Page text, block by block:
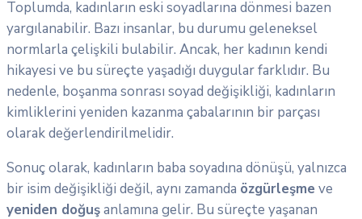
Toplumda, kadınların eski soyadlarına dönmesi bazen
yargılanabilir. Bazı insanlar, bu durumu geleneksel
normlarla çelişkili bulabilir. Ancak, her kadının kendi
hikayesi ve bu süreçte yaşadığı duygular farklıdır. Bu
nedenle, boşanma sonrası soyad değişikliği, kadınların
kimliklerini yeniden kazanma çabalarının bir parçası
olarak değerlendirilmelidir.
Sonuç olarak, kadınların baba soyadına dönüşü, yalnızca
bir isim değişikliği değil, aynı zamanda özgürleşme ve
yeniden doğuşanlamına gelir. Bu süreçte yaşanan